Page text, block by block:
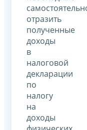
отразить
полученные
доходы
в
налоговой
декларации
по
налогу
на
доходы